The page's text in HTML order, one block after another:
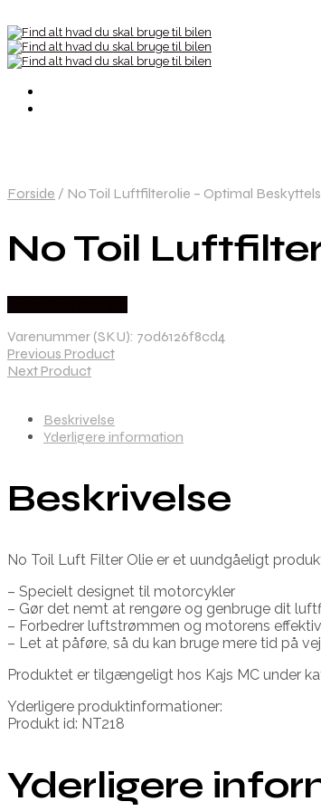
Forside / No Toil Luftfilterolie – Optimal
No Toil
Varenummer (SKU): 70d6126f8cd4
Previous Product
Next Product
Beskrivelse
Yderligere information
Beskrivelse
No Toil Luft Filter Olie er et uundgåeligt
– Specielt designet til motorcykler
– Gør det nemt at rengøre og genbruge dit
– Forbedrer luftstrømmen og motorens
– Let at påføre, så du kan bruge mere tid på
Produktet er tilgængeligt hos Kajs MC under
Yderligere produktinformationer:
Produkt id: NT218
Yderligere